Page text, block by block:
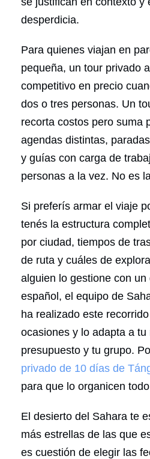
desperdicia.
Para quienes viajan en
pequeña, un tour privado
competitivo en precio
dos o tres personas. Un
recorta costos pero suma
agendas distintas,
y guías con carga de
personas a la vez. No es
Si preferís armar el viaje
tenés la estructura
por ciudad, tiempos de
de ruta y cuáles de
alguien lo gestione con
español, el equipo de
ha realizado este
ocasiones y lo adapta a tu
presupuesto y tu grupo.
privado de 10 días de
para que lo organicen
El desierto del Sahara te
más estrellas de las que
es cuestión de elegir las